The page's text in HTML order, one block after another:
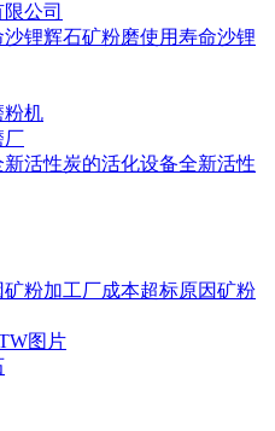
公司
锂辉石矿粉磨使用寿命沙锂
粉机
厂
活性炭的活化设备全新活性
粉加工厂成本超标原因矿粉
图片